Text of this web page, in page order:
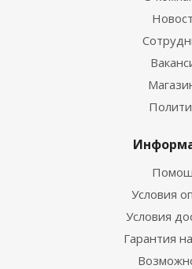
Условия
Условия
Гарантия